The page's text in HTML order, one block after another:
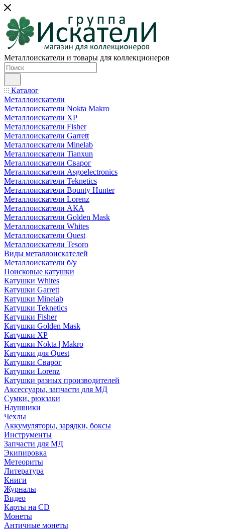
Металлоискатели и товары для коллекционеров
Каталог
Металлоискатели
Металлоискатели Nokta Makro
Металлоискатели XP
Металлоискатели Fisher
Металлоискатели Garrett
Металлоискатели Minelab
Металлоискатели Tianxun
Металлоискатели Сварог
Металлоискатели Asgoelectronics
Металлоискатели Teknetics
Металлоискатели Bounty Hunter
Металлоискатели Lorenz
Металлоискатели АКА
Металлоискатели Golden Mask
Металлоискатели Whites
Металлоискатели Quest
Металлоискатели Tesoro
Виды металлоискателей
Металлоискатели б/у
Поисковые катушки
Катушки Whites
Катушки Garrett
Катушки Minelab
Катушки Teknetics
Катушки Fisher
Катушки Golden Mask
Катушки XP
Катушки Nokta | Makro
Катушки для Quest
Катушки Сварог
Катушки Lorenz
Катушки разных производителей
Аксессуары, запчасти для МД
Сумки, рюкзаки
Наушники
Чехлы
Аккумуляторы, зарядки, боксы
Инструменты
Запчасти для МД
Экипировка
Метеориты
Литература
Книги
Журналы
Видео
Карты на CD
Монеты
Античные монеты